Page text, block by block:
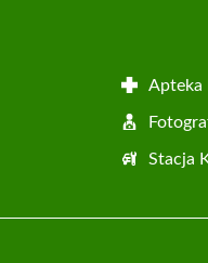
Apteka
Stacja